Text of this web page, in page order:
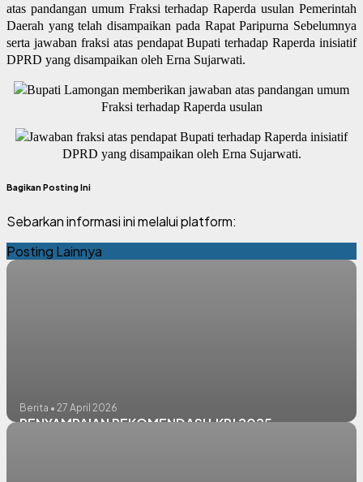
atas pandangan umum Fraksi terhadap Raperda usulan Pemerintah
Daerah yang telah disampaikan pada Rapat Paripurna Sebelumnya
serta jawaban fraksi atas pendapat Bupati terhadap Raperda inisiatif
DPRD yang disampaikan oleh Erna Sujarwati.
Bupati Lamongan memberikan jawaban atas pandangan umum
Fraksi terhadap Raperda usulan
Jawaban fraksi atas pendapat Bupati terhadap Raperda inisiatif
DPRD yang disampaikan oleh Erna Sujarwati.
Bagikan Posting Ini
Sebarkan informasi ini melalui platform:
Posting Lainnya
Berita • 27 April 2026
PENYAMPAIAN REKOMENDASI LKPJ 2025